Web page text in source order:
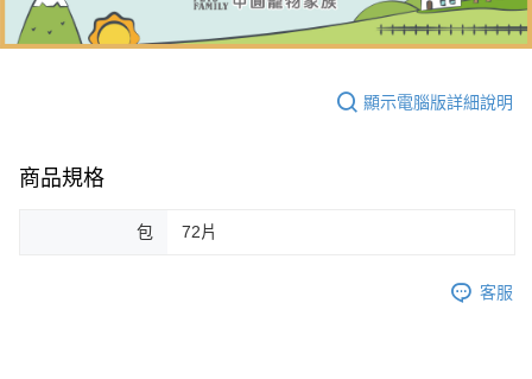
顯示電腦版詳細說明
商品規格
包 72片
客服